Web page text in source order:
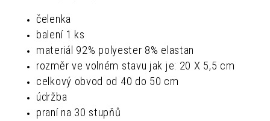
čelenka
balení 1 ks
materiál 92% polyester 8% elastan
rozměr ve volném stavu jak je: 20 X 5,5 cm
celkový obvod od 40 do 50 cm
údržba
praní na 30 stupňů